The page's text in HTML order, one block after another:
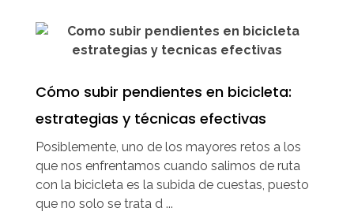
Cómo subir pendientes en bicicleta:
estrategias y técnicas efectivas
Posiblemente, uno de los mayores retos a los
que nos enfrentamos cuando salimos de ruta
con la bicicleta es la subida de cuestas, puesto
que no solo se trata d ...